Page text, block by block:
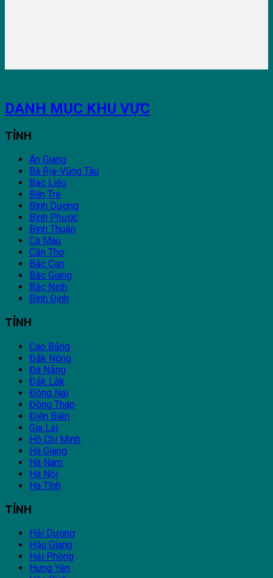
DANH MỤC KHU VỰC
TỈNH
An Giang
Bà Rịa-Vũng Tàu
Bạc Liêu
Bến Tre
Bình Dương
Bình Phước
Bình Thuận
Cà Mau
Cần Thơ
Bắc Cạn
Bắc Giang
Bắc Ninh
Bình Định
TỈNH
Cao Bằng
Đắk Nông
Đà Nẵng
Đắk Lắk
Đồng Nai
Đồng Tháp
Điện Biên
Gia Lai
Hồ Chí Minh
Hà Giang
Hà Nam
Hà Nội
Hà Tĩnh
TỈNH
Hải Dương
Hậu Giang
Hải Phòng
Hưng Yên